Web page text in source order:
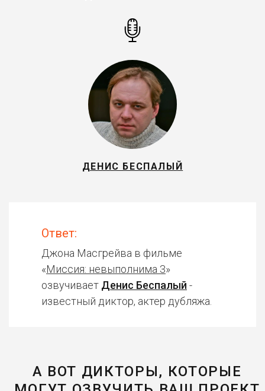
ДЕНИС БЕСПАЛЫЙ
Ответ:
Джона Масгрейва в фильме
«Миссия: невыполнима 3»
озвучивает Денис Беспалый -
известный диктор, актер дубляжа.
А ВОТ ДИКТОРЫ, КОТОРЫЕ